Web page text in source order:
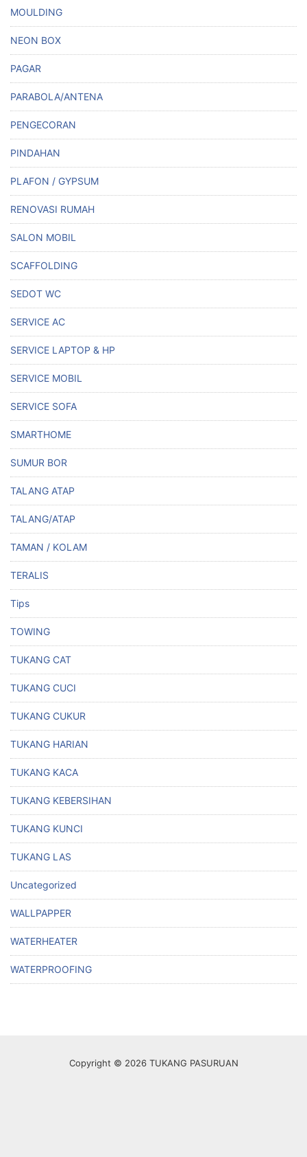
MOULDING
NEON BOX
PAGAR
PARABOLA/ANTENA
PENGECORAN
PINDAHAN
PLAFON / GYPSUM
RENOVASI RUMAH
SALON MOBIL
SCAFFOLDING
SEDOT WC
SERVICE AC
SERVICE LAPTOP & HP
SERVICE MOBIL
SERVICE SOFA
SMARTHOME
SUMUR BOR
TALANG ATAP
TALANG/ATAP
TAMAN / KOLAM
TERALIS
Tips
TOWING
TUKANG CAT
TUKANG CUCI
TUKANG CUKUR
TUKANG HARIAN
TUKANG KACA
TUKANG KEBERSIHAN
TUKANG KUNCI
TUKANG LAS
Uncategorized
WALLPAPPER
WATERHEATER
WATERPROOFING
Copyright © 2026 TUKANG PASURUAN